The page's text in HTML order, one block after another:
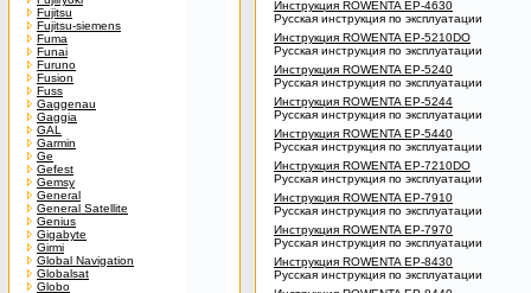
Fujitsu
Fujitsu-siemens
Fuma
Funai
Furuno
Fusion
Fuss
Gaggenau
Gaggia
GAL
Garmin
Ge
Gefest
Gemsy
General
General Satellite
Genius
Gigabyte
Girmi
Global Navigation
Globalsat
Globo
Инструкция ROWENTA EP-4630
Русская инструкция по эксплуатации
Инструкция ROWENTA EP-5210DO
Русская инструкция по эксплуатации
Инструкция ROWENTA EP-5240
Русская инструкция по эксплуатации
Инструкция ROWENTA EP-5244
Русская инструкция по эксплуатации
Инструкция ROWENTA EP-5440
Русская инструкция по эксплуатации
Инструкция ROWENTA EP-7210DO
Русская инструкция по эксплуатации
Инструкция ROWENTA EP-7910
Русская инструкция по эксплуатации
Инструкция ROWENTA EP-7970
Русская инструкция по эксплуатации
Инструкция ROWENTA EP-8430
Русская инструкция по эксплуатации